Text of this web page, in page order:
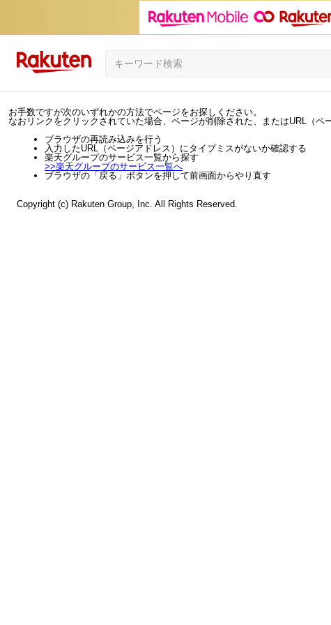
お手数ですが次のいずれかの方法でページをお探しください。
なおリンクをクリックされていた場合、ページが削除された、またはURL（ペ
ブラウザの再読み込みを行う
入力したURL（ページアドレス）にタイプミスがないか確認する
楽天グループのサービス一覧から探す
>>楽天グループのサービス一覧へ
ブラウザの「戻る」ボタンを押して前画面からやり直す
Copyright (c) Rakuten Group, Inc. All Rights Reserved.